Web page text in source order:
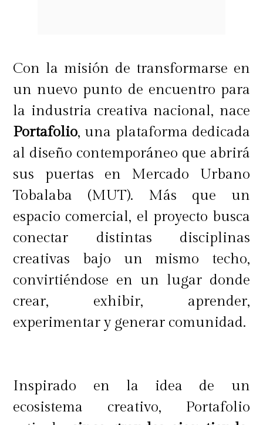
herramientas a los clientes para
darle una segunda vida a su ropa,
ayudando a reducir el impacto
ambiental de la moda.
Los talleres incluyen todo lo
necesario:
materiales, máquinas de
coser y la orientación de
profesionales. No se requiere
experiencia previa y los cursos están
abiertos a todo público. Además,
parte de los materiales que se
usarán son residuos textiles
dándoles así una nueva
oportunidad para seguir en
circulación.
Con la misión de transformarse en
un nuevo punto de encuentro para
la industria creativa nacional, nace
Portafolio, una plataforma dedicada
al diseño contemporáneo que abrirá
sus puertas en Mercado Urbano
Tobalaba (MUT). Más que un
espacio comercial, el proyecto busca
conectar distintas disciplinas
creativas bajo un mismo techo,
convirtiéndose en un lugar donde
crear, exhibir, aprender,
experimentar y generar comunidad.
Inspirado en la idea de un
ecosistema creativo, Portafolio